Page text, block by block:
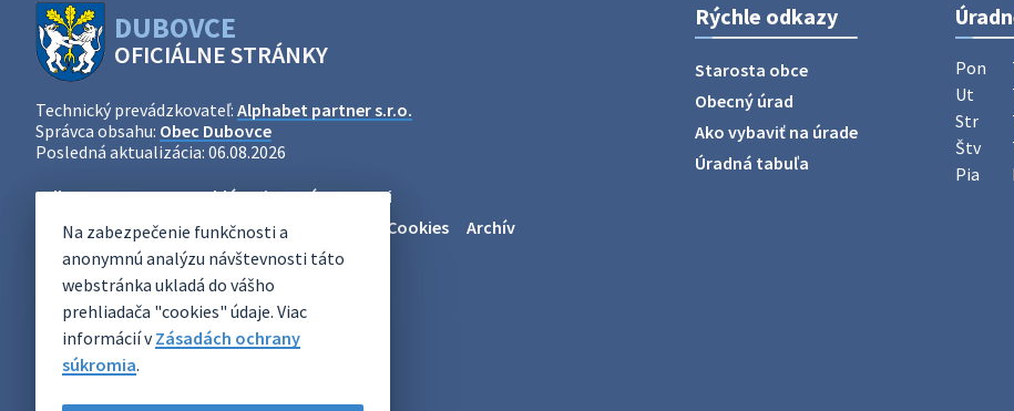
Na zabezpečenie funkčnosti a
anonymnú analýzu návštevnosti táto
webstránka ukladá do vášho
prehliadača "cookies" údaje. Viac
informácií vZásadách ochrany
súkromia.
DUBOVCE
OFICIÁLNE STRÁNKY
Technický prevádzkovateľ: Alphabet partner s.r.o.
Správca obsahu: Obec Dubovce
Posledná aktualizácia: 06.08.2026
Odber RSS
Mapa
Vyhlásenie o prístupnosti
Zásady ochrany osobných údajov
Nastaviť Cookies Archív
Rýchle odkazy
Starosta obce
Obecný úrad
Ako vybaviť na úrade
Úradná tabuľa
Pon
Ut
Str
Štv
Pia